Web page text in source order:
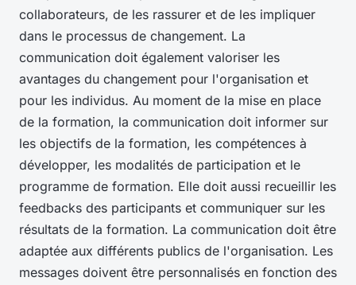
collaborateurs, de les rassurer et de les impliquer
dans le processus de changement. La
communication doit également valoriser les
avantages du changement pour l'organisation et
pour les individus. Au moment de la mise en place
de la formation, la communication doit informer sur
les objectifs de la formation, les compétences à
développer, les modalités de participation et le
programme de formation. Elle doit aussi recueillir les
feedbacks des participants et communiquer sur les
résultats de la formation. La communication doit être
adaptée aux différents publics de l'organisation. Les
messages doivent être personnalisés en fonction des